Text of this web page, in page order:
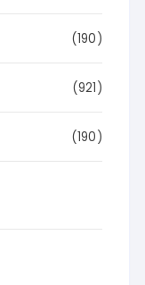
(190)
(921)
(190)